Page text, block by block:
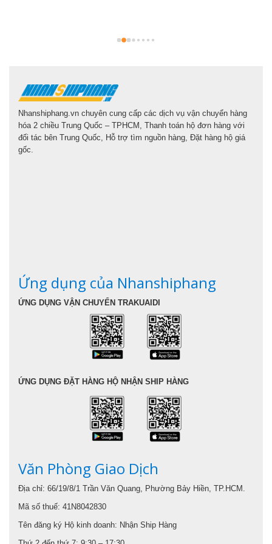
Nhanshiphang.vn chuyên cung cấp các dịch vụ vận chuyển hàng
hóa 2 chiều Trung Quốc – TPHCM, Thanh toán hộ đơn hàng với
đối tác bên Trung Quốc, Hỗ trợ tìm nguồn hàng, Đặt hàng hộ giá
gốc.
Ứng dụng của Nhanshiphang
ỨNG DỤNG VẬN CHUYỂN TRAKUAIDI
ỨNG DỤNG ĐẶT HÀNG HỘ NHẬN SHIP HÀNG
Văn Phòng Giao Dịch
Địa chỉ: 66/19/8/1 Trần Văn Quang, Phường Bảy Hiền, TP.HCM.
Mã số thuế: 41N8042830
Tên đăng ký Hộ kinh doanh: Nhận Ship Hàng